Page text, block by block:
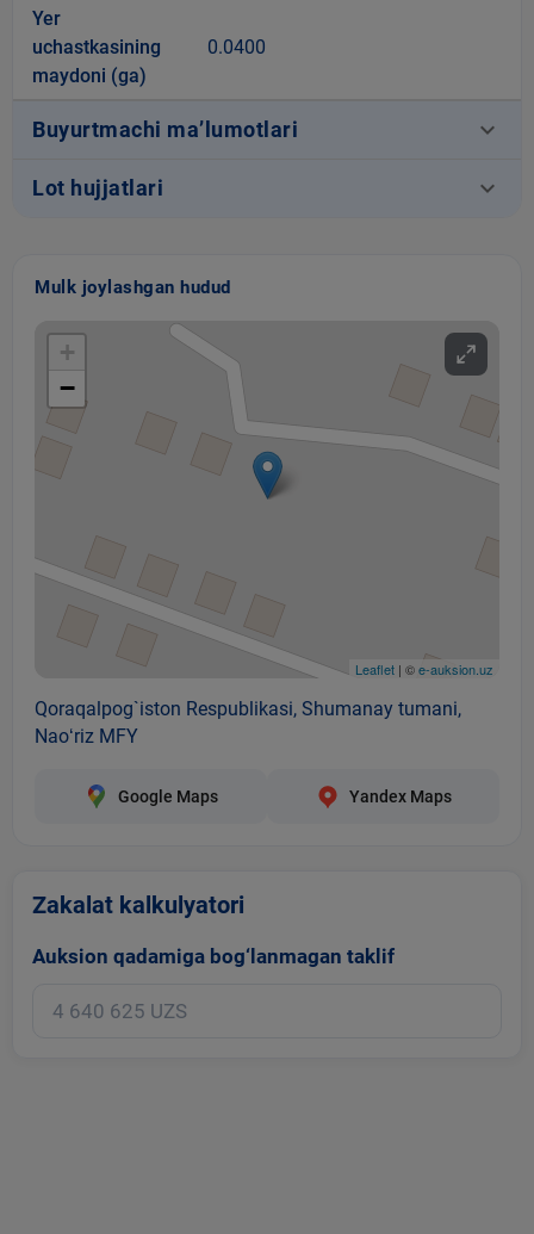
Yer
uchastkasining
maydoni (ga)
0.0400
Buyurtmachi ma’lumotlari keyboard_arrow_down
Lot hujjatlari keyboard_arrow_down
Mulk joylashgan hudud
+
−
Leaflet | ©e-auksion.uz
Qoraqalpog`iston Respublikasi, Shumanay tumani,
Naoʻriz MFY
Google Maps Yandex Maps
Zakalat kalkulyatori
Auksion qadamiga bog‘lanmagan taklif